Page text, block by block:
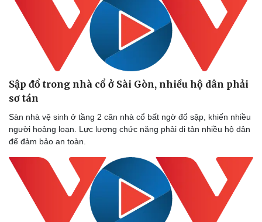
Sập đổ trong nhà cổ ở Sài Gòn, nhiều hộ dân phải
sơ tán
Sàn nhà vệ sinh ở tầng 2 căn nhà cổ bất ngờ đổ sập, khiến nhiều
người hoảng loạn. Lực lượng chức năng phải di tản nhiều hộ dân
để đảm bảo an toàn.